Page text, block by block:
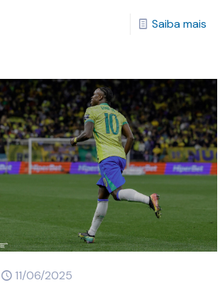
Saiba mais
11/06/2025